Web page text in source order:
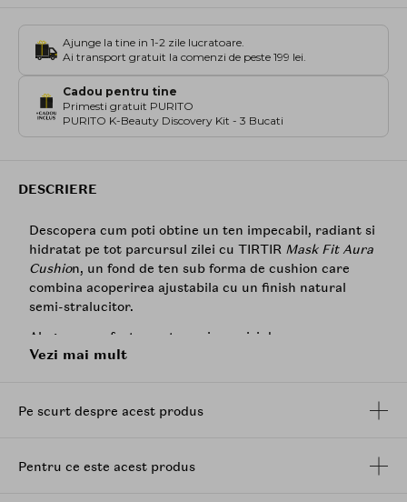
Ajunge la tine in 1-2 zile lucratoare.
Ai transport gratuit la comenzi de peste 199 lei.
Cadou pentru tine
Primesti gratuit PURITO
PURITO K-Beauty Discovery Kit - 3 Bucati
DESCRIERE
Descopera cum poti obtine un ten impecabil, radiant si
hidratat pe tot parcursul zilei cu TIRTIR Mask Fit Aura
Cushion, un fond de ten sub forma de cushion care
combina acoperirea ajustabila cu un finish natural
semi-stralucitor.
Alegerea perfecta pentru cei care isi doresc un
machiaj care sa le puna in valoare frumusetea
naturale, asigura o hidratare profunda si o senzatie
imperfectiunile, uniformizeaza nuanta pielii si poate fi
Vezi mai mult
Pe scurt despre acest produs
Pentru ce este acest produs